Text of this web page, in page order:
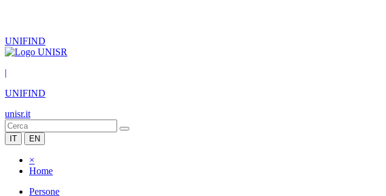
UNIFIND
|
UNIFIND
unisr.it
IT EN
×
Home
Persone